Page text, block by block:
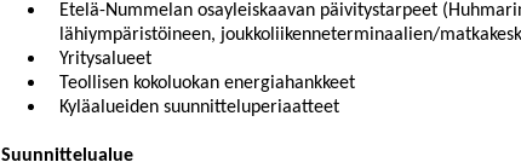
Etelä-Nummelan osayleiskaavan päivitystarpeet
lähiympäristöineen, joukkoliikenneterminaalien/
Yritysalueet
Teollisen kokoluokan energiahankkeet
Kyläalueiden suunnitteluperiaatteet
Suunnittelualue